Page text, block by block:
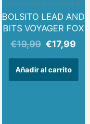
CARPETAS Y ESTUCHES
BOLSITO LEAD AND
BITS VOYAGER FOX
€19,99 €17,99
Añadir al carrito